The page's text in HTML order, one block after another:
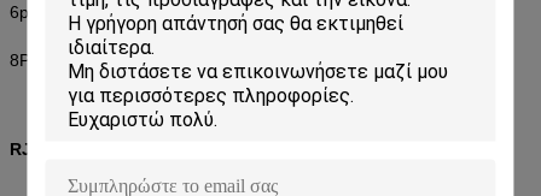
6p: μέγεθος 25000pcs/box 21kg: 46*32*32cm
8P: μέγεθος 10000pcs/box 15kg: 46*32*32cm
RJ45 συνδετήρας